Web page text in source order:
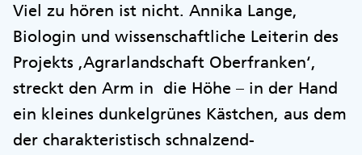
Viel zu hören ist nicht. Annika Lange,
Biologin und wissenschaftliche Leiterin des
Projekts ,Agrarlandschaft Oberfranken‘,
streckt den Arm in die Höhe – in der Hand
ein kleines dunkelgrünes Kästchen, aus dem
der charakteristisch schnalzend-